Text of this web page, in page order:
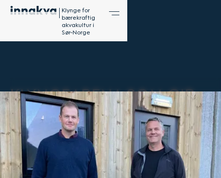
Klynge for
bærekraftig
akvakultur i
Sør-Norge
KLYNGEARENA SOM GIR
GOD B2B AVKASTNING
18.10.2024 AV: JON LØVLAND